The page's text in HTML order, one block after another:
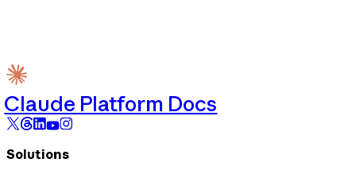
Claude Platform Docs
Solutions